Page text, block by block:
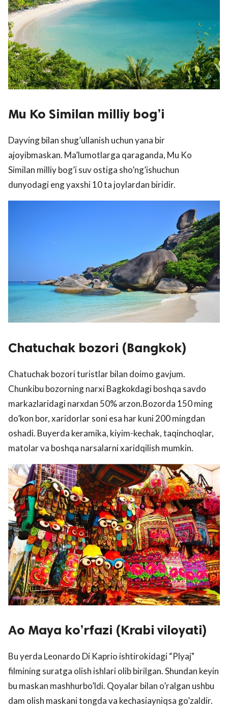
Mu Ko Similan milliy bog’i
Dayving bilan shug’ullanish uchun yana bir
ajoyibmaskan. Ma’lumotlarga qaraganda, Mu Ko
Similan milliy bog’i suv ostiga sho’ng’ishuchun
dunyodagi eng yaxshi 10 ta joylardan biridir.
Chatuchak bozori (Bangkok)
Chatuchak bozori turistlar bilan doimo gavjum.
Chunkibu bozorning narxi Bagkokdagi boshqa savdo
markazlaridagi narxdan 50% arzon.Bozorda 150 ming
do’kon bor, xaridorlar soni esa har kuni 200 mingdan
oshadi. Buyerda keramika, kiyim-kechak, taqinchoqlar,
matolar va boshqa narsalarni xaridqilish mumkin.
Ao Maya ko’rfazi (Krabi viloyati)
Bu yerda Leonardo Di Kaprio ishtirokidagi “Plyaj"
filmining suratga olish ishlari olib birilgan. Shundan keyin
bu maskan mashhurbo’ldi. Qoyalar bilan o’ralgan ushbu
dam olish maskani tongda va kechasiayniqsa go’zaldir.